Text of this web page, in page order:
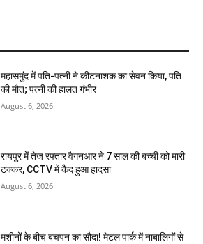
महासमुंद में पति-पत्नी ने कीटनाशक का सेवन किया, पति
की मौत; पत्नी की हालत गंभीर
August 6, 2026
रायपुर में तेज रफ्तार वैगनआर ने 7 साल की बच्ची को मारी
टक्कर, CCTV में कैद हुआ हादसा
August 6, 2026
मशीनों के बीच बचपन का सौदा! मेटल पार्क में नाबालिगों से